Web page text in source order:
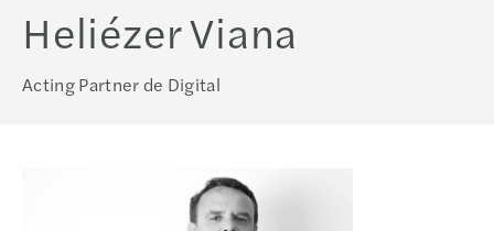
Heliézer Viana
Acting Partner de Digital